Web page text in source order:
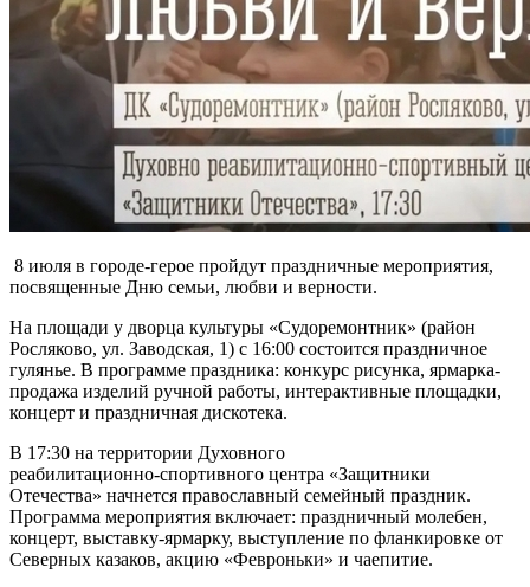
8 июля в городе-герое пройдут праздничные мероприятия,
посвященные Дню семьи, любви и верности.
На площади у дворца культуры «Судоремонтник» (район
Росляково, ул. Заводская, 1) с 16:00 состоится праздничное
гулянье. В программе праздника: конкурс рисунка, ярмарка-
продажа изделий ручной работы, интерактивные площадки,
концерт и праздничная дискотека.
В 17:30 на территории Духовного
реабилитационно‑спортивного центра «Защитники
Отечества» начнется православный семейный праздник.
Программа мероприятия включает: праздничный молебен,
концерт, выставку‑ярмарку, выступление по фланкировке от
Северных казаков, акцию «Февроньки» и чаепитие.